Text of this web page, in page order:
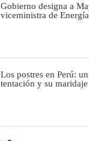
Gobierno designa a
viceministra de
Los postres en Perú:
tentación y su maridaje